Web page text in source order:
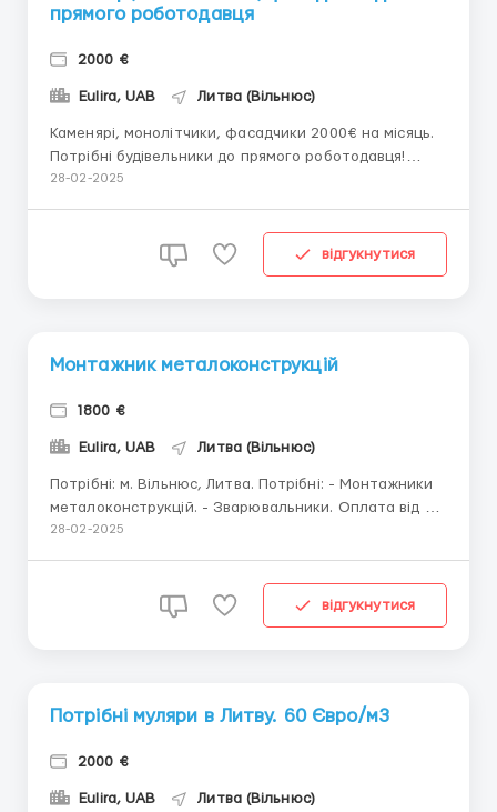
прямого роботодавця
2000 €
Eulira, UAB Литва (Вільнюс)
Каменярі, монолітчики, фасадчики 2000€ на місяць.
Потрібні будівельники до прямого роботодавця!
Потрібні монолітчики, каменярі, фасадчики з
роботи. Працевлаштування за литовськими ро...
28-02-2025
відгукнутися
Монтажник металоконструкцій
1800 €
Eulira, UAB Литва (Вільнюс)
Потрібні: м. Вільнюс, Литва. Потрібні: - Монтажники
металоконструкцій. - Зварювальники. Оплата від 7-
8€ за годину, 10-11 робочих годин або за
28-02-2025
відгукнутися
Потрібні муляри в Литву. 60 Євро/м3
2000 €
Eulira, UAB Литва (Вільнюс)